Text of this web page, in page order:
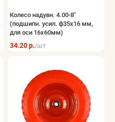
Колесо надувн. 4.00-8"
(подшипн. усил. ф35x16 мм,
для оси 16x60мм)
34.20 р./шт